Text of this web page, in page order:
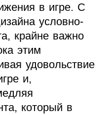
в игре. С
условно-
крайне важно
этим
удовольствие
и,
который в